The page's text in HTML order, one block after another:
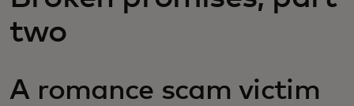
Для новаторов
two
A romance scam victim